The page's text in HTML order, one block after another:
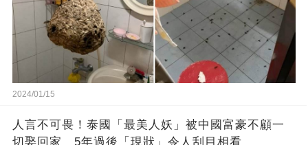
2024/01/15
人言不可畏！泰國「最美人妖」被中國富豪不顧一
切娶回家 5年過後「現狀」令人刮目相看